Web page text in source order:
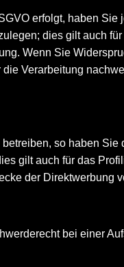
erfolgt, haben
dies gilt auch
Wenn Sie
Verarbeitung
so haben
gilt auch für das
der Direktwerbung
bei einer